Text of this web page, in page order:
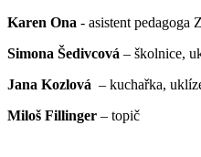
Karen Ona - asistent pedagoga
Simona Šedivcová – školnice,
Jana Kozlová – kuchařka,
Miloš Fillinger – topič